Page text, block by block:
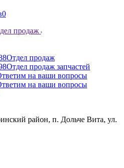
0
продаж
Отдел продаж
Отдел продаж запчастей
на ваши вопросы
на ваши вопросы
район, п. Дольче Вита, ул.